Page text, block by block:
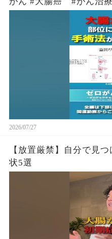
2026/07/27
【放置厳禁】自分で見
状5選